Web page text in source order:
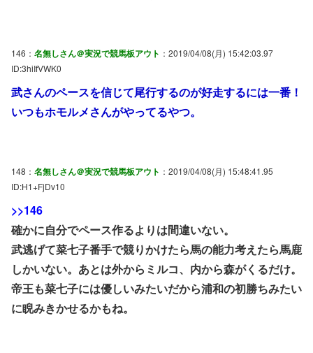
146： 名無しさん＠実況で競馬板アウト ：2019/04/08(月) 15:42:03.97
ID:3hiIfVWK0
武さんのペースを信じて尾行するのが好走するには一番！
いつもホモルメさんがやってるやつ。
148： 名無しさん＠実況で競馬板アウト ：2019/04/08(月) 15:48:41.95
ID:H1+FjDv10
>>146
確かに自分でペース作るよりは間違いない。
武逃げて菜七子番手で競りかけたら馬の能力考えたら馬鹿
しかいない。あとは外からミルコ、内から森がくるだけ。
帝王も菜七子には優しいみたいだから浦和の初勝ちみたい
に睨みきかせるかもね。